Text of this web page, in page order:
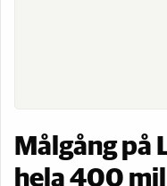
Målgång på
hela 400